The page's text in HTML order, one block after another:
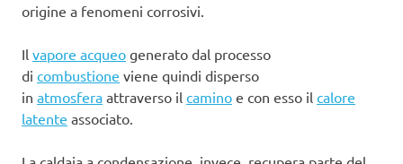
origine a fenomeni corrosivi.
Il vapore acqueo generato dal processo
di combustione viene quindi disperso
in atmosfera attraverso il camino e con esso il calore
latente associato.